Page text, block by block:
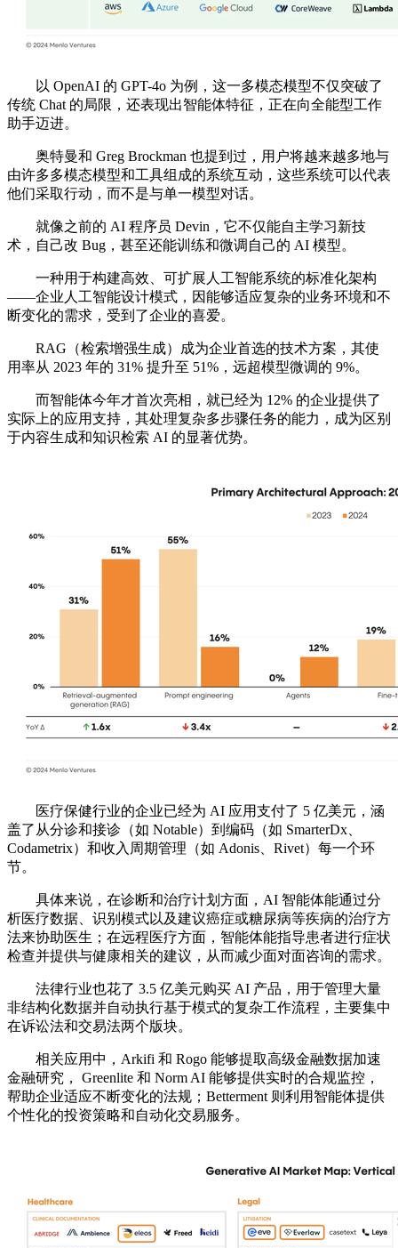
以 OpenAI 的 GPT-4o 为例，这一多模态模型不仅突破了
传统 Chat 的局限，还表现出智能体特征，正在向全能型工作
助手迈进。
奥特曼和 Greg Brockman 也提到过，用户将越来越多地与
由许多多模态模型和工具组成的系统互动，这些系统可以代表
他们采取行动，而不是与单一模型对话。
就像之前的 AI 程序员 Devin，它不仅能自主学习新技
术，自己改 Bug，甚至还能训练和微调自己的 AI 模型。
一种用于构建高效、可扩展人工智能系统的标准化架构
——企业人工智能设计模式，因能够适应复杂的业务环境和不
断变化的需求，受到了企业的喜爱。
RAG（检索增强生成）成为企业首选的技术方案，其使
用率从 2023 年的 31% 提升至 51%，远超模型微调的 9%。
而智能体今年才首次亮相，就已经为 12% 的企业提供了
实际上的应用支持，其处理复杂多步骤任务的能力，成为区别
于内容生成和知识检索 AI 的显著优势。
医疗保健行业的企业已经为 AI 应用支付了 5 亿美元，涵
盖了从分诊和接诊（如 Notable）到编码（如 SmarterDx、
Codametrix）和收入周期管理（如 Adonis、Rivet）每一个环
节。
具体来说，在诊断和治疗计划方面，AI 智能体能通过分
析医疗数据、识别模式以及建议癌症或糖尿病等疾病的治疗方
法来协助医生；在远程医疗方面，智能体能指导患者进行症状
检查并提供与健康相关的建议，从而减少面对面咨询的需求。
法律行业也花了 3.5 亿美元购买 AI 产品，用于管理大量
非结构化数据并自动执行基于模式的复杂工作流程，主要集中
在诉讼法和交易法两个版块。
相关应用中，Arkifi 和 Rogo 能够提取高级金融数据加速
金融研究， Greenlite 和 Norm AI 能够提供实时的合规监控，
帮助企业适应不断变化的法规；Betterment 则利用智能体提供
个性化的投资策略和自动化交易服务。